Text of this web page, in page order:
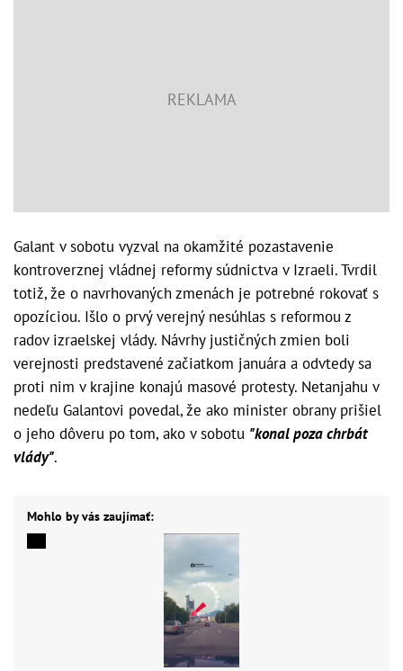
Galant v sobotu vyzval na okamžité pozastavenie
kontroverznej vládnej reformy súdnictva v Izraeli. Tvrdil
totiž, že o navrhovaných zmenách je potrebné rokovať s
opozíciou. Išlo o prvý verejný nesúhlas s reformou z
radov izraelskej vlády. Návrhy justičných zmien boli
verejnosti predstavené začiatkom januára a odvtedy sa
proti nim v krajine konajú masové protesty. Netanjahu v
nedeľu Galantovi povedal, že ako minister obrany prišiel
o jeho dôveru po tom, ako v sobotu "konal poza chrbát
vlády".
Mohlo by vás zaujímať: